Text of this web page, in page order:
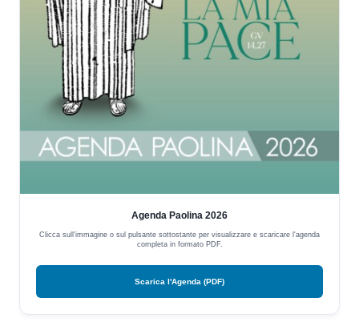
Agenda Paolina 2026
Clicca sull'immagine o sul pulsante sottostante per visualizzare e scaricare l'agenda
completa in formato PDF.
Scarica l'Agenda (PDF)